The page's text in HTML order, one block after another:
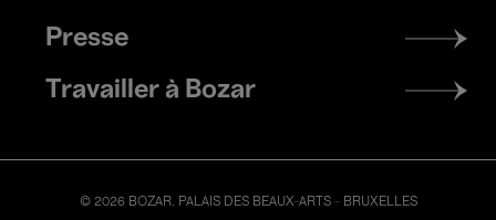
Presse
Travailler à Bozar
© 2026 BOZAR. PALAIS DES BEAUX-ARTS - BRUXELLES